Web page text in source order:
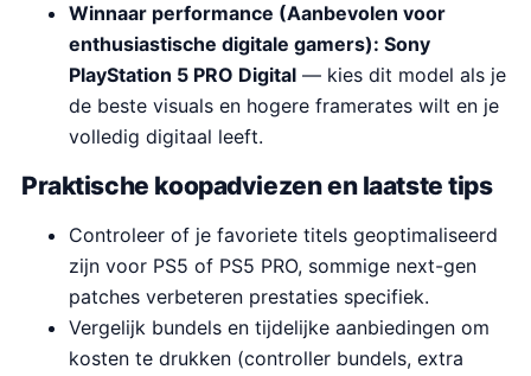
Winnaar performance (Aanbevolen voor
enthusiastische digitale gamers): Sony
PlayStation 5 PRO Digital — kies dit model als je
de beste visuals en hogere framerates wilt en je
volledig digitaal leeft.
Praktische koopadviezen en laatste tips
Controleer of je favoriete titels geoptimaliseerd
zijn voor PS5 of PS5 PRO, sommige next-gen
patches verbeteren prestaties specifiek.
Vergelijk bundels en tijdelijke aanbiedingen om
kosten te drukken (controller bundels, extra